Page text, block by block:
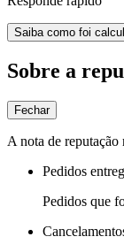
Saiba como foi
Sobre a
Fechar
A nota de reputação
Pedidos
Pedidos que